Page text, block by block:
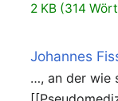
2 KB (314
Johannes
…, an der wie